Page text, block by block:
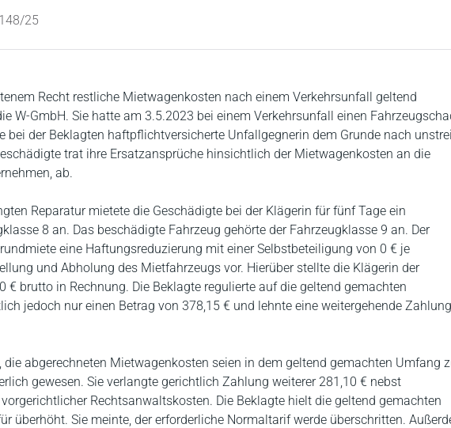
25
Recht restliche Mietwagenkosten nach einem Verkehrsunfall geltend
W-GmbH. Sie hatte am 3.5.2023 bei einem Verkehrsunfall einen
bei der Beklagten haftpflichtversicherte Unfallgegnerin dem Grunde nach
trat ihre Ersatzansprüche hinsichtlich der Mietwagenkosten an die
ab.
Reparatur mietete die Geschädigte bei der Klägerin für fünf Tage ein
8 an. Das beschädigte Fahrzeug gehörte der Fahrzeugklasse 9 an. Der
eine Haftungsreduzierung mit einer Selbstbeteiligung von 0 € je
und Abholung des Mietfahrzeugs vor. Hierüber stellte die Klägerin der
€ brutto in Rechnung. Die Beklagte regulierte auf die geltend gemachten
jedoch nur einen Betrag von 378,15 € und lehnte eine weitergehende Zahlung
die abgerechneten Mietwagenkosten seien in dem geltend gemachten Umfang
gewesen. Sie verlangte gerichtlich Zahlung weiterer 281,10 € nebst
Rechtsanwaltskosten. Die Beklagte hielt die geltend gemachten
überhöht. Sie meinte, der erforderliche Normaltarif werde überschritten.